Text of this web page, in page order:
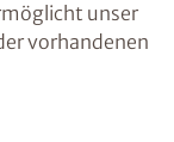
unser
vorhandenen